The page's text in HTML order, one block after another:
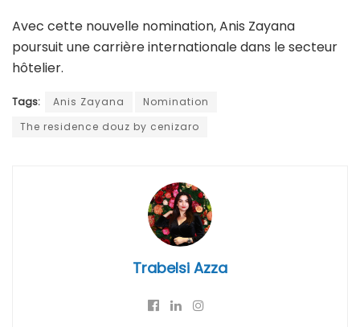
Avec cette nouvelle nomination, Anis Zayana
poursuit une carrière internationale dans le secteur
hôtelier.
Tags: Anis Zayana
Nomination
The residence douz by cenizaro
Trabelsi Azza